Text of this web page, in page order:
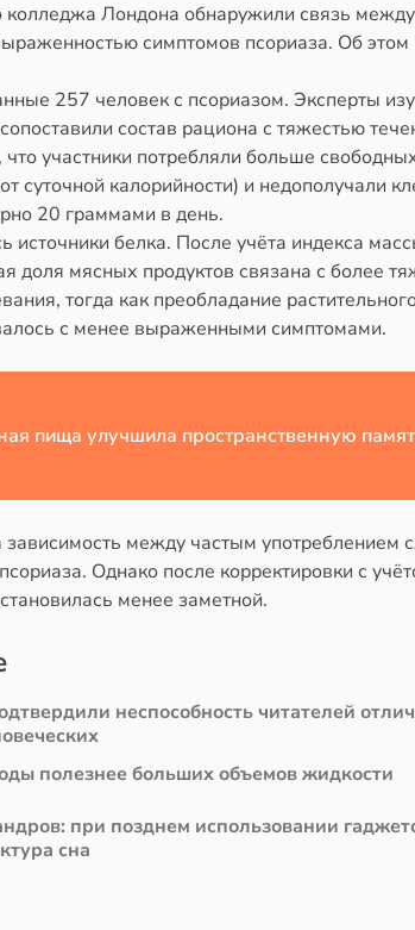
колледжа Лондона обнаружили связь между
симптомов псориаза. Об этом
257 человек с псориазом. Эксперты
состав рациона с тяжестью
участники потребляли больше
суточной калорийности) и недополучали
20 граммами в день.
источники белка. После учёта индекса
доля мясных продуктов связана с более
тогда как преобладание
с менее выраженными симптомами.
пища улучшила пространственную
между частым употреблением
Однако после корректировки с
менее заметной.
неспособность читателей
полезнее больших объемов жидкости
при позднем использовании
сна